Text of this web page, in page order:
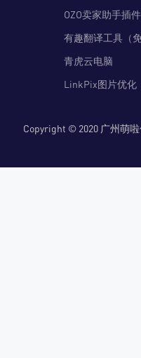
OZO卖家助手插件
有趣翻译工具（
青虎云电脑
LinkPix图片优化
Copyright © 2020 广州萌